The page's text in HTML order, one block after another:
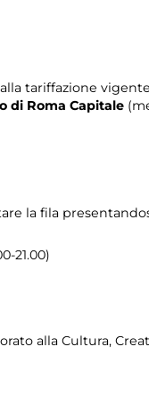
tariffazione vigente
di Roma Capitale
la fila
21.00)
alla Cultura,